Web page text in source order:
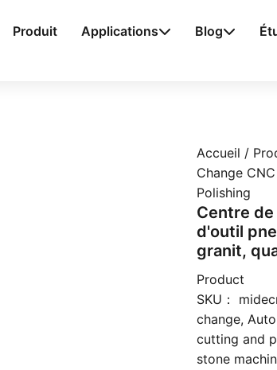
Produit Applications Blog
Accueil /
Change
Polishing
Centre
d'outil
granit,
Product
SKU：
change,
cutting and
stone